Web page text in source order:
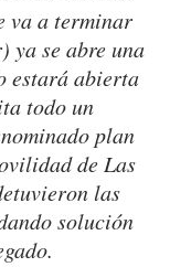
va a terminar
ya se abre una
estará abierta
todo un
plan
de Las
las
solución